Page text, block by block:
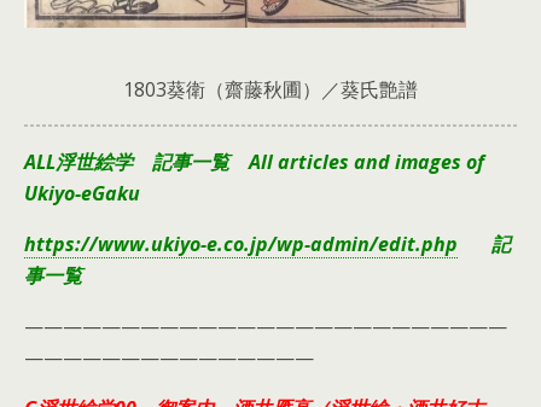
1803葵衛（齋藤秋圃）／葵氏艶譜
ALL浮世絵学 記事一覧 All articles and images of
Ukiyo-eGaku
https://www.ukiyo-e.co.jp/wp-admin/edit.php 記
事一覧
—————————————————————————
———————————————